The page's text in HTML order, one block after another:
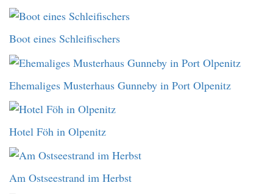
Boot eines Schleifischers
Ehemaliges Musterhaus Gunneby in Port Olpenitz
Hotel Föh in Olpenitz
Am Ostseestrand im Herbst